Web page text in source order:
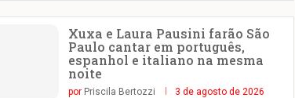
Xuxa e Laura Pausini farão São
Paulo cantar em português,
espanhol e italiano na mesma
noite
por Priscila Bertozzi 3 de agosto de 2026